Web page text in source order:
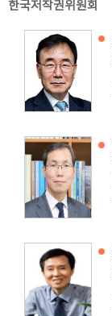
한국저작권위원회